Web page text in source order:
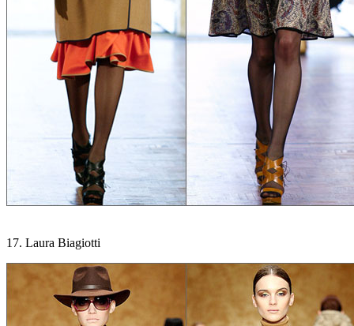
17. Laura Biagiotti